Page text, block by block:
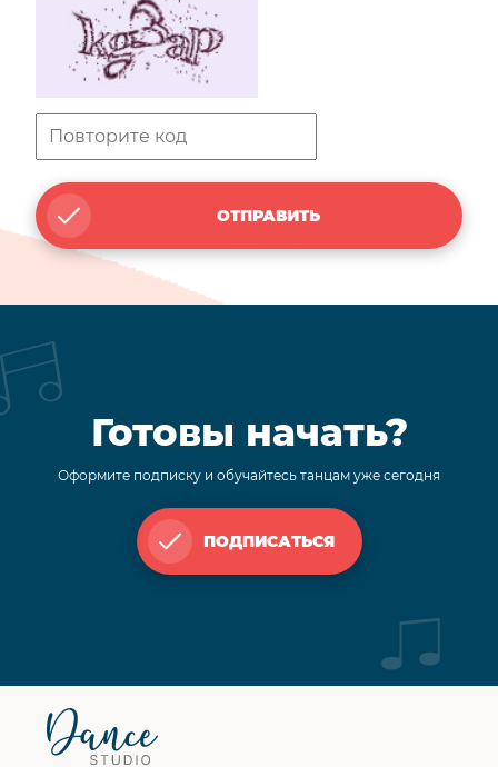
ОТПРАВИТЬ
Готовы начать?
Оформите подписку и обучайтесь танцам уже сегодня
ПОДПИСАТЬСЯ
Футер